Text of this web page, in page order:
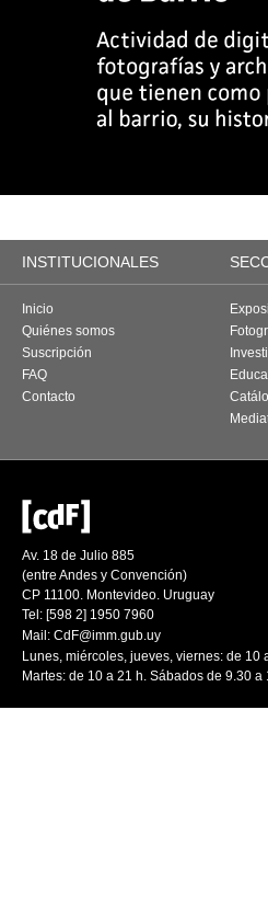
INSTITUCIONALES
Inicio
Quiénes somos
Suscripción
FAQ
Contacto
Av. 18 de Julio 885
(entre Andes y Convención)
CP 11100. Montevideo. Uruguay
Tel: [598 2] 1950 7960
Mail: CdF@imm.gub.uy
Lunes, miércoles, jueves, viernes: de 10
Martes: de 10 a 21 h. Sábados de 9.30 a